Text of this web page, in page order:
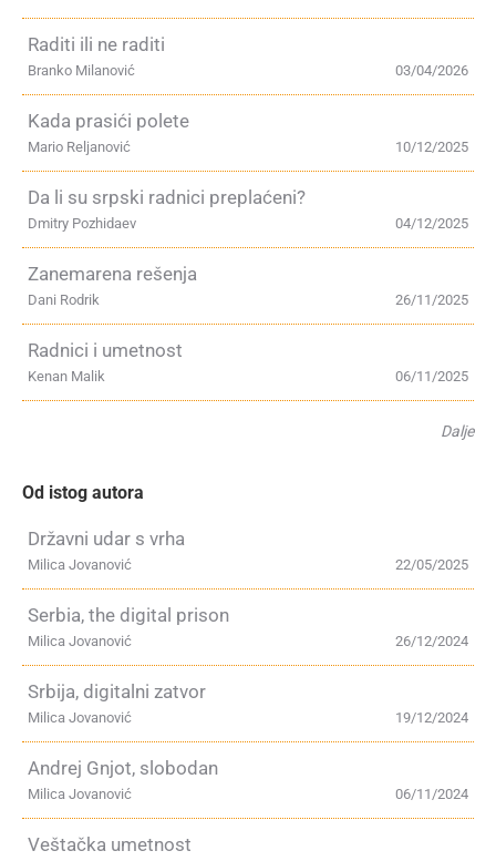
Raditi ili ne raditi
03/04/2026
Branko Milanović
Kada prasići polete
10/12/2025
Mario Reljanović
Da li su srpski radnici preplaćeni?
04/12/2025
Dmitry Pozhidaev
Zanemarena rešenja
26/11/2025
Dani Rodrik
Radnici i umetnost
06/11/2025
Kenan Malik
Dalje
Od istog autora
Državni udar s vrha
22/05/2025
Milica Jovanović
Serbia, the digital prison
26/12/2024
Milica Jovanović
Srbija, digitalni zatvor
19/12/2024
Milica Jovanović
Andrej Gnjot, slobodan
06/11/2024
Milica Jovanović
Veštačka umetnost